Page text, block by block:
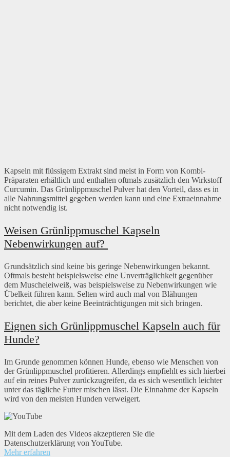
Kapseln mit flüssigem Extrakt sind meist in Form von Kombi-
Präparaten erhältlich und enthalten oftmals zusätzlich den Wirkstoff
Curcumin. Das Grünlippmuschel Pulver hat den Vorteil, dass es in
alle Nahrungsmittel gegeben werden kann und eine Extraeinnahme
nicht notwendig ist.
Weisen Grünlippmuschel Kapseln
Nebenwirkungen auf?
Grundsätzlich sind keine bis geringe Nebenwirkungen bekannt.
Oftmals besteht beispielsweise eine Unverträglichkeit gegenüber
dem Muscheleiweiß, was beispielsweise zu Nebenwirkungen wie
Übelkeit führen kann. Selten wird auch mal von Blähungen
berichtet, die aber keine Beeinträchtigungen mit sich bringen.
Eignen sich Grünlippmuschel Kapseln auch für
Hunde?
Im Grunde genommen können Hunde, ebenso wie Menschen von
der Grünlippmuschel profitieren. Allerdings empfiehlt es sich hierbei
auf ein reines Pulver zurückzugreifen, da es sich wesentlich leichter
unter das tägliche Futter mischen lässt. Die Einnahme der Kapseln
wird von den meisten Hunden verweigert.
Mit dem Laden des Videos akzeptieren Sie die
Datenschutzerklärung von YouTube.
Mehr erfahren